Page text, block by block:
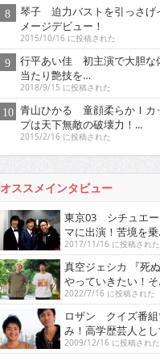
琴子 迫力バストを引っさげ
メージデビュー！
2015/10/16 に投稿された
行平あい佳 初主演で大胆な
当たり艶技を…
2018/9/15 に投稿された
青山ひかる 童顔柔らかＩカ
プは天下無敵の破壊力！...
2015/2/16 に投稿された
オススメインタビュー
東京03 シチュエー
マに出演！苦境を乗
2017/11/16 に投稿された
真空ジェシカ 『死
やっていきたい！そ
2022/7/16 に投稿された
ロザン クイズ番組
み！高学歴芸人とし
2009/12/16 に投稿された